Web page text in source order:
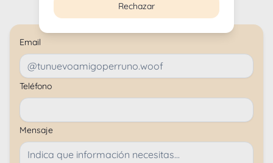
Contacta conJacshiva
Email
Teléfono
Mensaje
Rechazar